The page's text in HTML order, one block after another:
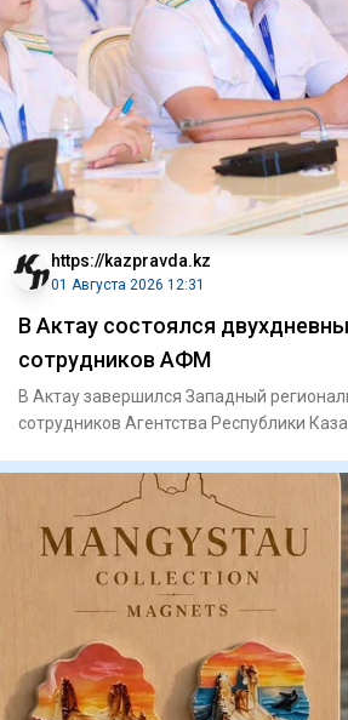
https://kazpravda.kz
01 Августа 2026 12:31
В Актау состоялся
сотрудников АФМ
В Актау завершился Западный
сотрудников Агентства Республики